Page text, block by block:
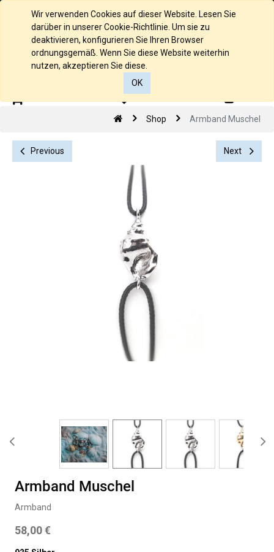
Deutsch
0
Wir verwenden Cookies auf dieser Website. Lesen Sie
darüber in unserer Cookie-Richtlinie. Um sie zu
deaktivieren, konfigurieren Sie Ihren Browser
ordnungsgemäß. Wenn Sie diese Website weiterhin
nutzen, akzeptieren Sie diese.
OK
Shop Armband Muschel
Previous Next
Armband Muschel
Armband
58,00€